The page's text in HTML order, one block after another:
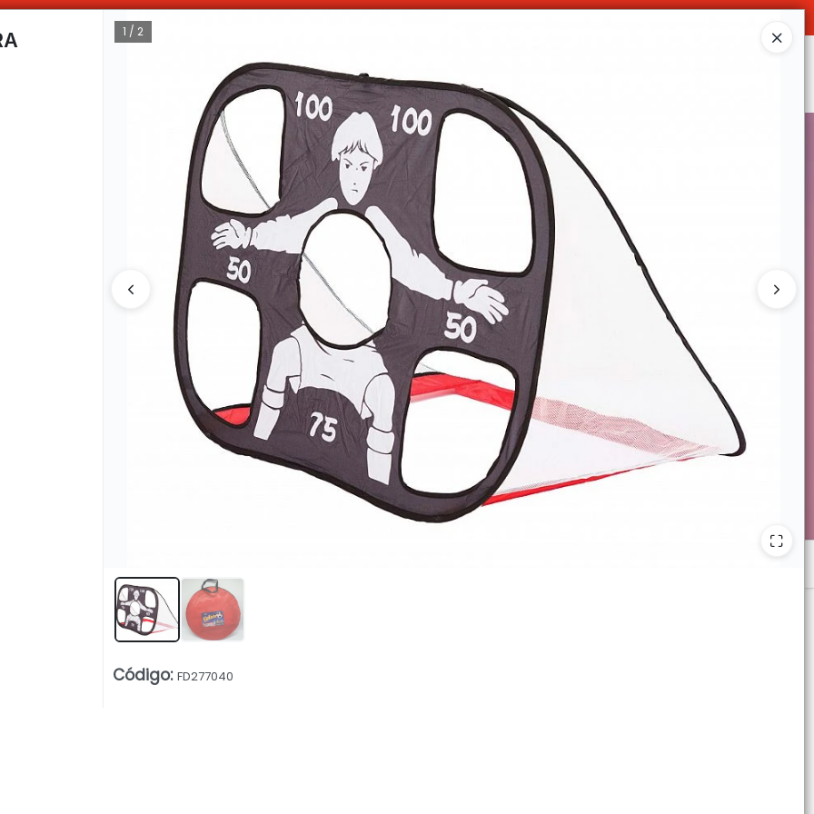
1 / 2
Código: FD277040
SUPERIORES A $100.000 10% DE DESCUENTO ! SOLO EN EFECTIVO
CÓMO COMPRAR QUIÉNES SOMOS DECO & HOGAR
COMO LLEGAR